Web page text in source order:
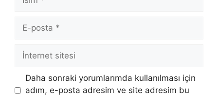
posta
İnternet
Daha sonraki yorumlarımda kullanılması için
adım, e-posta adresim ve site adresim bu